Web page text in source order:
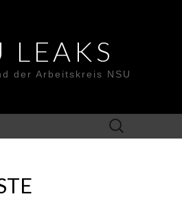
LEAKS
der Arbeitskreis NSU
Suche
nach: